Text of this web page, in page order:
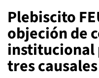
Plebiscito
objeción de
institucional
tres